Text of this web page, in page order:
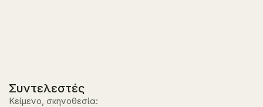
Συντελεστές
Κείμενο, σκηνοθεσία: